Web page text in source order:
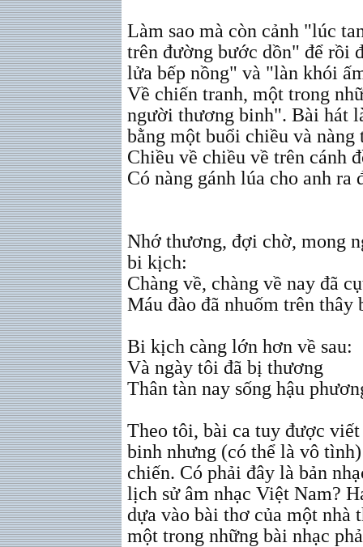
Làm sao mà còn cảnh "lúc
trên đường bước dồn" để rồi
lửa bếp nồng" và "làn khói
Về chiến tranh, một trong
người thương binh". Bài hát
bằng một buổi chiều và nàng
Chiều về chiều về trên cánh
Có nàng gánh lúa cho anh ra
Nhớ thương, đợi chờ, mong
bi kịch:
Chàng về, chàng về nay đã
Máu đào đã nhuốm trên thây
Bi kịch càng lớn hơn về sau:
Và ngày tôi đã bị thương
Thân tàn nay sống hậu
Theo tôi, bài ca tuy được
binh nhưng (có thể là vô
chiến. Có phải đây là bản
lịch sử âm nhạc Việt Nam?
dựa vào bài thơ của một nhà
một trong những bài nhạc